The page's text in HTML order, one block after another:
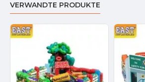
VERWANDTE PRODUKTE